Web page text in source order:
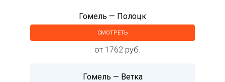
Гомель — Полоцк
СМОТРЕТЬ
от 1762 руб.
Гомель — Ветка